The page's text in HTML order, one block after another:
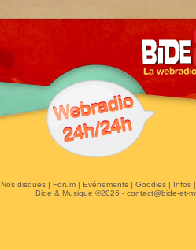
Nos disques| Forum| Evénements| Goodies| Infos
Bide & Musique ©2026 - contact@bide-et-